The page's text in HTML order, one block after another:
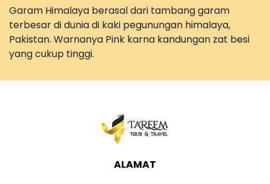
Garam Himalaya berasal dari tambang garam
terbesar di dunia di kaki pegunungan himalaya,
Pakistan. Warnanya Pink karna kandungan zat besi
yang cukup tinggi.
ALAMAT